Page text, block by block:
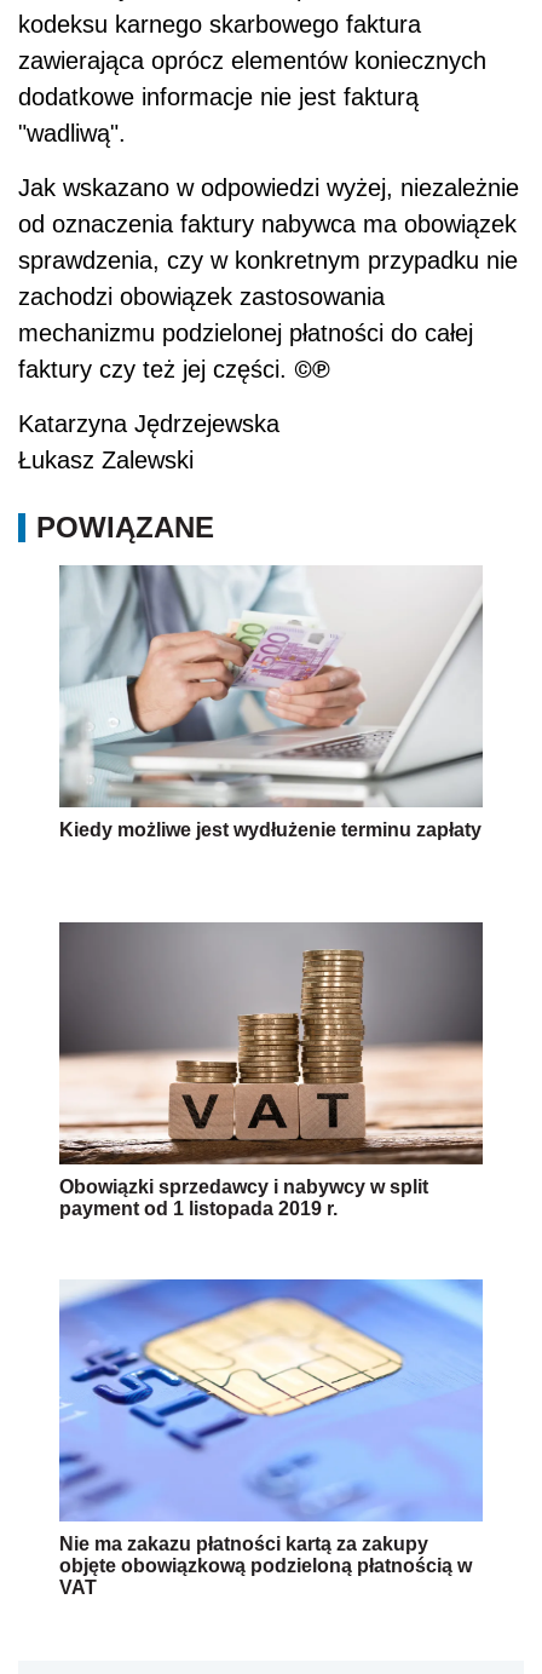
kodeksu karnego skarbowego faktura
zawierająca oprócz elementów koniecznych
dodatkowe informacje nie jest fakturą
"wadliwą".
Jak wskazano w odpowiedzi wyżej, niezależnie
od oznaczenia faktury nabywca ma obowiązek
sprawdzenia, czy w konkretnym przypadku nie
zachodzi obowiązek zastosowania
mechanizmu podzielonej płatności do całej
faktury czy też jej części. ©℗
Katarzyna Jędrzejewska
Łukasz Zalewski
POWIĄZANE
Kiedy możliwe jest wydłużenie terminu zapłaty
Obowiązki sprzedawcy i nabywcy w split
payment od 1 listopada 2019 r.
Nie ma zakazu płatności kartą za zakupy
objęte obowiązkową podzieloną płatnością w
VAT